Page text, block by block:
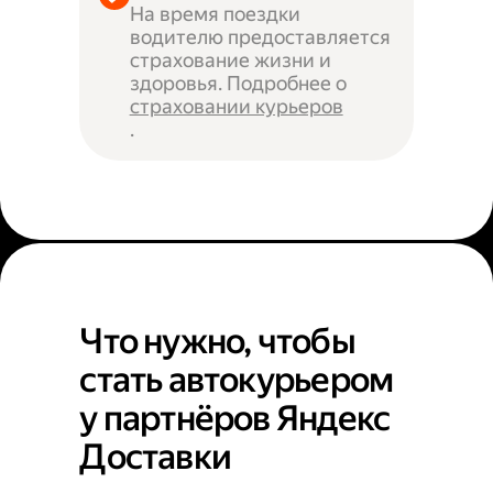
На время поездки
водителю предоставляется
страхование жизни и
здоровья. Подробнее о
страховании курьеров
.
Что нужно, чтобы
стать автокурьером
у партнёров Яндекс
Доставки